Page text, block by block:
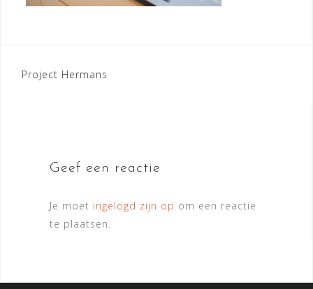
Bericht
Project Hermans
Geef een reactie
Je moet ingelogd zijn op om een reactie
te plaatsen.